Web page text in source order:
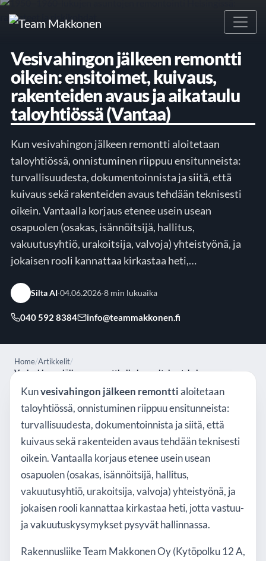
Main Navigation
Vesivahingon jälkeen remontti
oikein: ensitoimet, kuivaus,
rakenteiden avaus ja aikataulu
taloyhtiössä (Vantaa)
Kun vesivahingon jälkeen remontti aloitetaan
taloyhtiössä, onnistuminen riippuu ensitunneista:
turvallisuudesta, dokumentoinnista ja siitä, että
kuivaus sekä rakenteiden avaus tehdään teknisesti
oikein. Vantaalla korjaus etenee usein usean
osapuolen (osakas, isännöitsijä, hallitus,
vakuutusyhtiö, urakoitsija, valvoja) yhteistyönä, ja
jokaisen rooli kannattaa kirkastaa heti,…
Silta AI·04.06.2026·8 min lukuaika
040 592 8384 info@teammakkonen.fi
Home/Artikkelit/
Vesivahingon jälkeen remontti oikein: ensitoimet, kuivaus,
Kunvesivahingon jälkeen remontti aloitetaan
taloyhtiössä, onnistuminen riippuu ensitunneista:
turvallisuudesta, dokumentoinnista ja siitä, että
kuivaus sekä rakenteiden avaus tehdään teknisesti
oikein. Vantaalla korjaus etenee usein usean
osapuolen (osakas, isännöitsijä, hallitus,
vakuutusyhtiö, urakoitsija, valvoja) yhteistyönä, ja
jokaisen rooli kannattaa kirkastaa heti, jotta vastuu-
ja vakuutuskysymykset pysyvät hallinnassa.
Rakennusliike Team Makkonen Oy (Kytöpolku 12 A,